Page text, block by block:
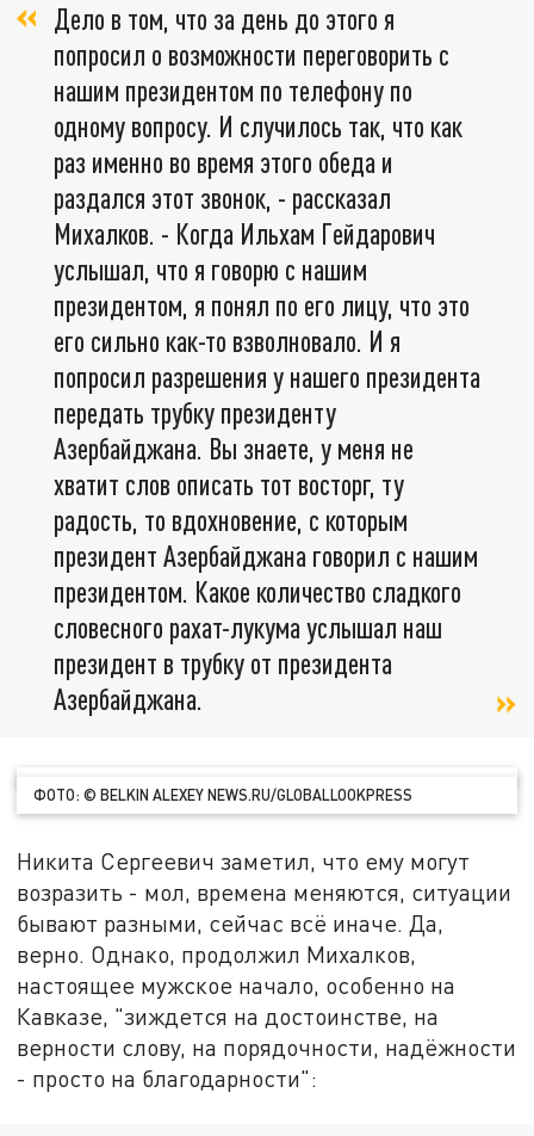
Дело в том, что за день до этого я
попросил о возможности переговорить с
нашим президентом по телефону по
одному вопросу. И случилось так, что как
раз именно во время этого обеда и
раздался этот звонок, - рассказал
Михалков. - Когда Ильхам Гейдарович
услышал, что я говорю с нашим
президентом, я понял по его лицу, что это
его сильно как-то взволновало. И я
попросил разрешения у нашего президента
передать трубку президенту
Азербайджана. Вы знаете, у меня не
хватит слов описать тот восторг, ту
радость, то вдохновение, с которым
президент Азербайджана говорил с нашим
президентом. Какое количество сладкого
словесного рахат-лукума услышал наш
президент в трубку от президента
Азербайджана.
ФОТО: © BELKIN ALEXEY NEWS.RU/GLOBALLOOKPRESS
Никита Сергеевич заметил, что ему могут
возразить - мол, времена меняются, ситуации
бывают разными, сейчас всё иначе. Да,
верно. Однако, продолжил Михалков,
настоящее мужское начало, особенно на
Кавказе, "зиждется на достоинстве, на
верности слову, на порядочности, надёжности
- просто на благодарности":